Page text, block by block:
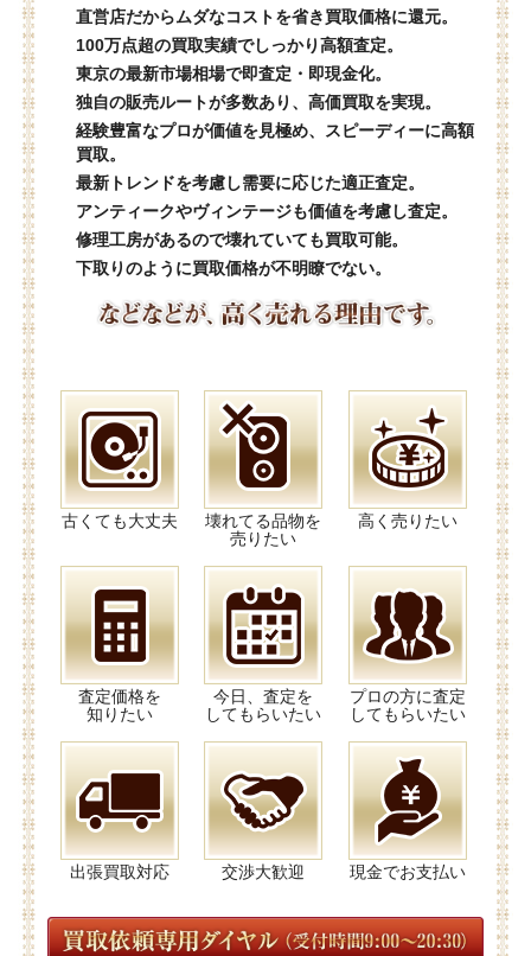
直営店だからムダなコストを省き買取価格に還元。
100万点超の買取実績でしっかり高額査定。
東京の最新市場相場で即査定・即現金化。
独自の販売ルートが多数あり、高価買取を実現。
経験豊富なプロが価値を見極め、スピーディーに高額
買取。
最新トレンドを考慮し需要に応じた適正査定。
アンティークやヴィンテージも価値を考慮し査定。
修理工房があるので壊れていても買取可能。
下取りのように買取価格が不明瞭でない。
古くても大丈夫
壊れてる品物を
売りたい
高く売りたい
査定価格を
知りたい
今日、査定を
してもらいたい
プロの方に査定
してもらいたい
出張買取対応 交渉大歓迎 現金でお支払い